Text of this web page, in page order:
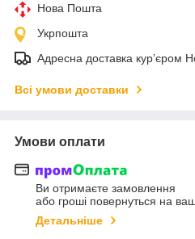
Нова Пошта
Укрпошта
Адресна доставка курʼєром
Всі умови доставки
Умови оплати
Ви отримаєте замовлення
або гроші повернуться на
Детальніше